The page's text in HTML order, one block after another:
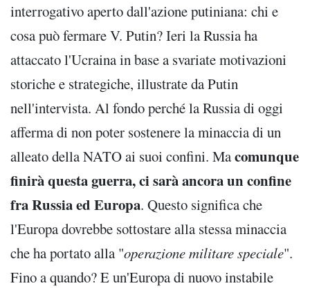
interrogativo aperto dall'azione putiniana: chi e
cosa può fermare V. Putin? Ieri la Russia ha
attaccato l'Ucraina in base a svariate motivazioni
storiche e strategiche, illustrate da Putin
nell'intervista. Al fondo perché la Russia di oggi
afferma di non poter sostenere la minaccia di un
alleato della NATO ai suoi confini. Macomunque
finirà questa guerra, ci sarà ancora un confine
fra Russia ed Europa. Questo significa che
l'Europa dovrebbe sottostare alla stessa minaccia
che ha portato alla "operazione militare speciale".
Fino a quando? E un'Europa di nuovo instabile